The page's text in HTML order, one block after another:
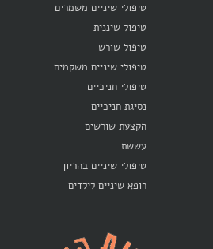
טיפולי שיניים משמרים
טיפול שיננית
טיפול שורש
טיפולי שיניים משקמים
טיפולי חניכיים
נסיגת חניכיים
הקצעת שורשים
עששת
טיפולי שיניים בהריון
רופא שיניים לילדים